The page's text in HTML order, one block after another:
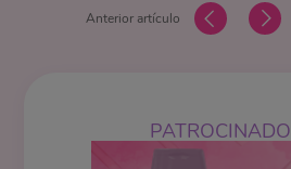
Anterior artículo
PATROCINADO